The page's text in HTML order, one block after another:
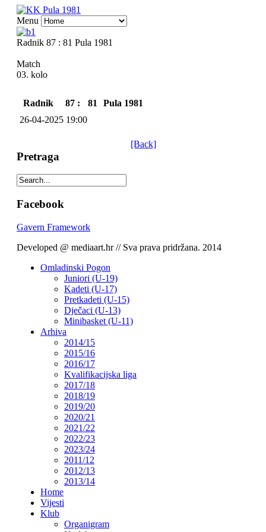
Menu
Radnik 87 : 81 Pula 1981
Match
03. kolo
Radnik 87 : 81
Pula 1981
26-04-2025 19:00
[Back]
Pretraga
Facebook
Gavern Framework
Developed @ mediaart.hr // Sva prava pridržana. 2014
Omladinski Pogon
Juniori (U-19)
Kadeti (U-17)
Pretkadeti (U-15)
Dječaci (U-13)
Minibasket (U-11)
Arhiva
2014/15
2015/16
2016/17
Kvalifikacijska liga
2017/18
2018/19
2019/20
2020/21
2021/22
2022/23
2023/24
2011/12
2012/13
2013/14
Home
Vijesti
Klub
Organigram